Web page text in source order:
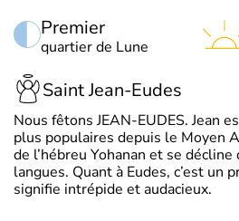
Premier
quartier de Lune
Saint Jean-Eudes
Nous fêtons JEAN-EUDES. Jean
plus populaires depuis le Moyen
de l’hébreu Yohanan et se
langues. Quant à Eudes, c’est un
signifie intrépide et audacieux.